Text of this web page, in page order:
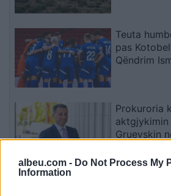
albeu.com - Do Not Process My
Information
Teuta
pas
Qëndrim
Prokuroria
Gruevskin